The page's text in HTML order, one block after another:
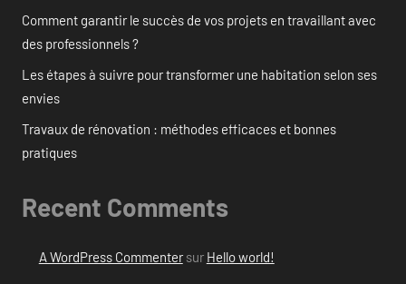
Comment garantir le succès de vos projets en travaillant avec
des professionnels ?
Les étapes à suivre pour transformer une habitation selon ses
envies
Travaux de rénovation : méthodes efficaces et bonnes
pratiques
Recent Comments
A WordPress Commentersur Hello world!